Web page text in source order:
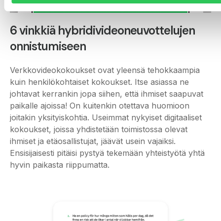
6 vinkkiä hybridivideoneuvottelujen
onnistumiseen
Verkkovideokokoukset ovat yleensä tehokkaampia
kuin henkilökohtaiset kokoukset. Itse asiassa ne
johtavat kerrankin jopa siihen, että ihmiset saapuvat
paikalle ajoissa! On kuitenkin otettava huomioon
joitakin yksityiskohtia. Useimmat nykyiset digitaaliset
kokoukset, joissa yhdistetään toimistossa olevat
ihmiset ja etäosallistujat, jäävät usein vajaiksi.
Ensisijaisesti pitäisi pystyä tekemään yhteistyötä yhtä
hyvin paikasta riippumatta.